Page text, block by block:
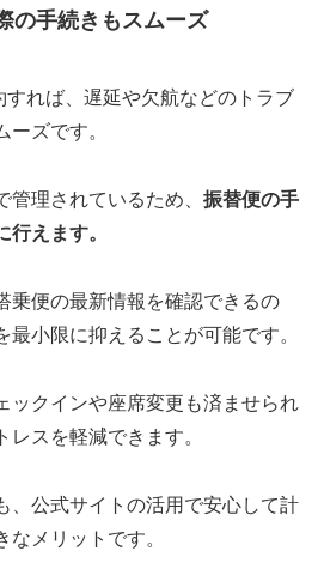
の手続きもスムーズ
れば、遅延や欠航などのトラブ
ーズです。
理されているため、 振替便の手
えます。
乗便の最新情報を確認できるの
最小限に抑えることが可能です。
ックインや座席変更も済ませられ
レスを軽減できます。
、公式サイトの活用で安心して計
メリットです。